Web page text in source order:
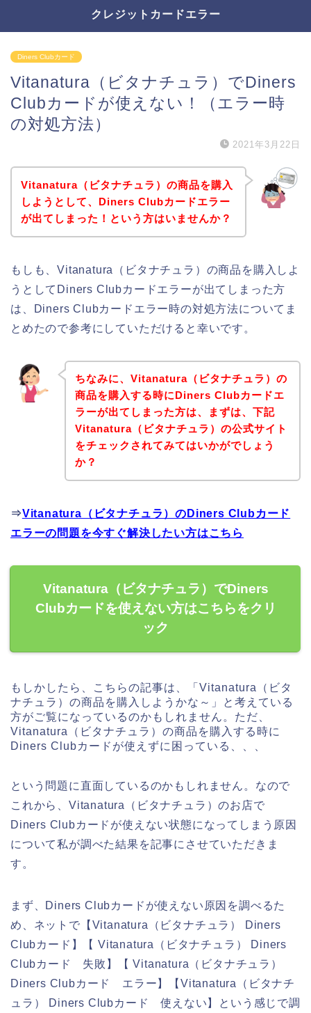
クレジットカードエラー
Diners Clubカード
Vitanatura（ビタナチュラ）でDiners
Clubカードが使えない！（エラー時
の対処方法）
2021年3月22日
Vitanatura（ビタナチュラ）の商品を購入
しようとして、Diners Clubカードエラー
が出てしまった！という方はいませんか？
もしも、Vitanatura（ビタナチュラ）の商品を購入しよ
うとしてDiners Clubカードエラーが出てしまった方
は、Diners Clubカードエラー時の対処方法についてま
とめたので参考にしていただけると幸いです。
ちなみに、Vitanatura（ビタナチュラ）の
商品を購入する時にDiners Clubカードエ
ラーが出てしまった方は、まずは、下記
Vitanatura（ビタナチュラ）の公式サイト
をチェックされてみてはいかがでしょう
か？
⇒Vitanatura（ビタナチュラ）のDiners Clubカード
エラーの問題を今すぐ解決したい方はこちら
Vitanatura（ビタナチュラ）でDiners
Clubカードを使えない方はこちらをクリ
ック
もしかしたら、こちらの記事は、「Vitanatura（ビタ
ナチュラ）の商品を購入しようかな～」と考えている
方がご覧になっているのかもしれません。ただ、
Vitanatura（ビタナチュラ）の商品を購入する時に
Diners Clubカードが使えずに困っている、、、
という問題に直面しているのかもしれません。なので
これから、Vitanatura（ビタナチュラ）のお店で
Diners Clubカードが使えない状態になってしまう原因
について私が調べた結果を記事にさせていただきま
す。
まず、Diners Clubカードが使えない原因を調べるた
め、ネットで【Vitanatura（ビタナチュラ） Diners
Clubカード】【 Vitanatura（ビタナチュラ） Diners
Clubカード 失敗】【 Vitanatura（ビタナチュラ）
Diners Clubカード エラー】【Vitanatura（ビタナチ
ュラ） Diners Clubカード 使えない】という感じで調